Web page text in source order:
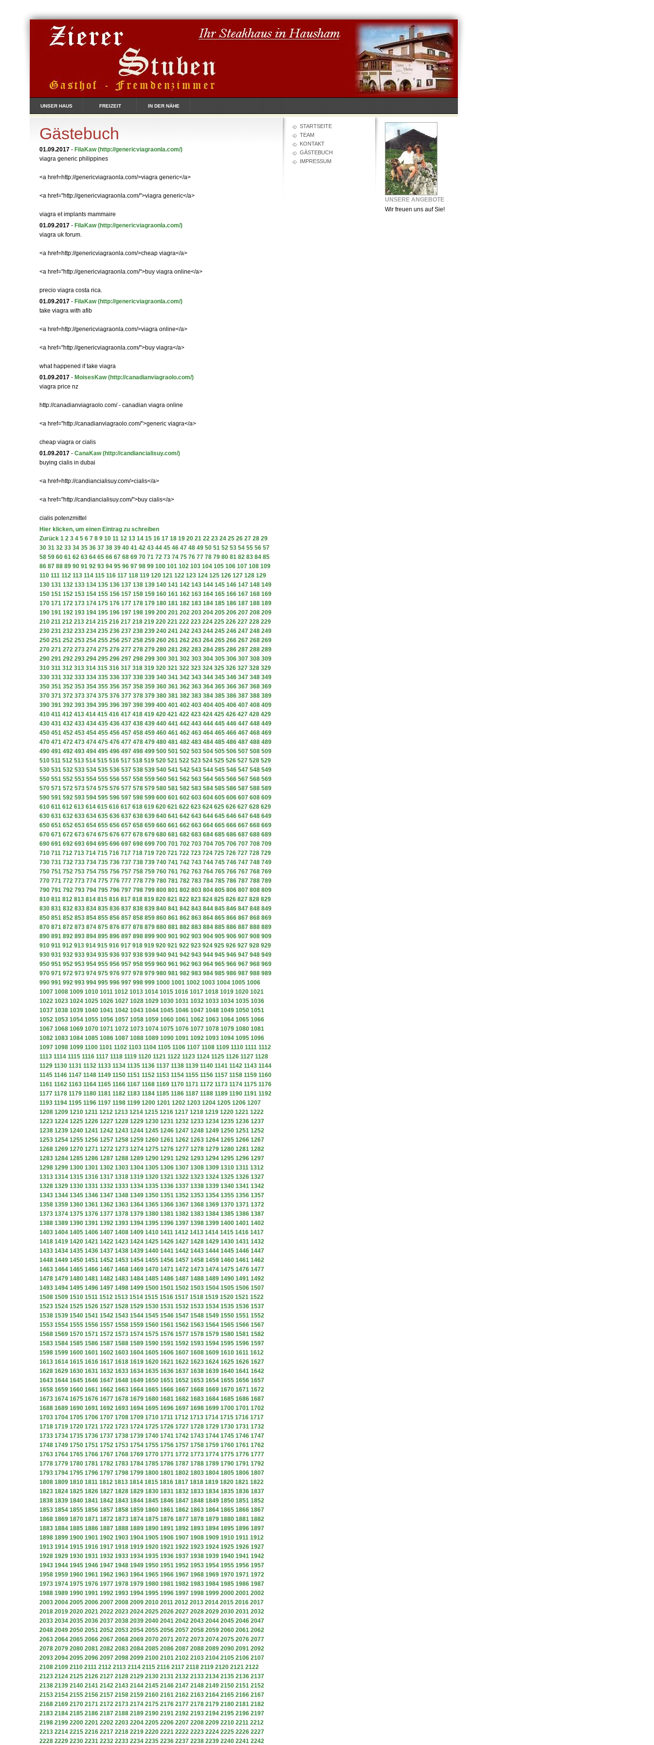
UNSER HAUS FREIZEIT IN DER NÄHE
STARTSEITE
TEAM
KONTAKT
GÄSTEBUCH
IMPRESSUM
Gästebuch
01.09.2017 - FilaKaw (http://genericviagraonla.com/)
viagra generic philippines
<a href=http://genericviagraonla.com/>viagra generic</a>
<a href="http://genericviagraonla.com/">viagra generic</a>
viagra et implants mammaire
01.09.2017 - FilaKaw (http://genericviagraonla.com/)
viagra uk forum.
<a href=http://genericviagraonla.com/>cheap viagra</a>
<a href="http://genericviagraonla.com/">buy viagra online</a>
precio viagra costa rica.
01.09.2017 - FilaKaw (http://genericviagraonla.com/)
take viagra with afib
<a href=http://genericviagraonla.com/>viagra online</a>
<a href="http://genericviagraonla.com/">buy viagra</a>
what happened if take viagra
01.09.2017 - MoisesKaw (http://canadianviagraolo.com/)
viagra price nz
http://canadianviagraolo.com/ - canadian viagra online
<a href="http://canadianviagraolo.com/">generic viagra</a>
cheap viagra or cialis
01.09.2017 - CanaKaw (http://candiancialisuy.com/)
buying cialis in dubai
<a href=http://candiancialisuy.com/>cialis</a>
<a href="http://candiancialisuy.com/">buy cialis</a>
cialis potenzmittel
Hier klicken, um einen Eintrag zu schreiben
Zurück 1 2 3 4 5 6 7 8 9 10 11 12 13 14 15 16 17 18 19 20 21 22 23 24 25 26 27 28 29
30 31 32 33 34 35 36 37 38 39 40 41 42 43 44 45 46 47 48 49 50 51 52 53 54 55 56 57
58 59 60 61 62 63 64 65 66 67 68 69 70 71 72 73 74 75 76 77 78 79 80 81 82 83 84 85
86 87 88 89 90 91 92 93 94 95 96 97 98 99 100 101 102 103 104 105 106 107 108 109
110 111 112 113 114 115 116 117 118 119 120 121 122 123 124 125 126 127 128 129
130 131 132 133 134 135 136 137 138 139 140 141 142 143 144 145 146 147 148 149
150 151 152 153 154 155 156 157 158 159 160 161 162 163 164 165 166 167 168 169
170 171 172 173 174 175 176 177 178 179 180 181 182 183 184 185 186 187 188 189
190 191 192 193 194 195 196 197 198 199 200 201 202 203 204 205 206 207 208 209
210 211 212 213 214 215 216 217 218 219 220 221 222 223 224 225 226 227 228 229
230 231 232 233 234 235 236 237 238 239 240 241 242 243 244 245 246 247 248 249
250 251 252 253 254 255 256 257 258 259 260 261 262 263 264 265 266 267 268 269
270 271 272 273 274 275 276 277 278 279 280 281 282 283 284 285 286 287 288 289
290 291 292 293 294 295 296 297 298 299 300 301 302 303 304 305 306 307 308 309
310 311 312 313 314 315 316 317 318 319 320 321 322 323 324 325 326 327 328 329
330 331 332 333 334 335 336 337 338 339 340 341 342 343 344 345 346 347 348 349
350 351 352 353 354 355 356 357 358 359 360 361 362 363 364 365 366 367 368 369
370 371 372 373 374 375 376 377 378 379 380 381 382 383 384 385 386 387 388 389
390 391 392 393 394 395 396 397 398 399 400 401 402 403 404 405 406 407 408 409
410 411 412 413 414 415 416 417 418 419 420 421 422 423 424 425 426 427 428 429
430 431 432 433 434 435 436 437 438 439 440 441 442 443 444 445 446 447 448 449
450 451 452 453 454 455 456 457 458 459 460 461 462 463 464 465 466 467 468 469
470 471 472 473 474 475 476 477 478 479 480 481 482 483 484 485 486 487 488 489
490 491 492 493 494 495 496 497 498 499 500 501 502 503 504 505 506 507 508 509
510 511 512 513 514 515 516 517 518 519 520 521 522 523 524 525 526 527 528 529
530 531 532 533 534 535 536 537 538 539 540 541 542 543 544 545 546 547 548 549
550 551 552 553 554 555 556 557 558 559 560 561 562 563 564 565 566 567 568 569
570 571 572 573 574 575 576 577 578 579 580 581 582 583 584 585 586 587 588 589
590 591 592 593 594 595 596 597 598 599 600 601 602 603 604 605 606 607 608 609
610 611 612 613 614 615 616 617 618 619 620 621 622 623 624 625 626 627 628 629
630 631 632 633 634 635 636 637 638 639 640 641 642 643 644 645 646 647 648 649
650 651 652 653 654 655 656 657 658 659 660 661 662 663 664 665 666 667 668 669
670 671 672 673 674 675 676 677 678 679 680 681 682 683 684 685 686 687 688 689
690 691 692 693 694 695 696 697 698 699 700 701 702 703 704 705 706 707 708 709
710 711 712 713 714 715 716 717 718 719 720 721 722 723 724 725 726 727 728 729
730 731 732 733 734 735 736 737 738 739 740 741 742 743 744 745 746 747 748 749
750 751 752 753 754 755 756 757 758 759 760 761 762 763 764 765 766 767 768 769
770 771 772 773 774 775 776 777 778 779 780 781 782 783 784 785 786 787 788 789
790 791 792 793 794 795 796 797 798 799 800 801 802 803 804 805 806 807 808 809
810 811 812 813 814 815 816 817 818 819 820 821 822 823 824 825 826 827 828 829
830 831 832 833 834 835 836 837 838 839 840 841 842 843 844 845 846 847 848 849
850 851 852 853 854 855 856 857 858 859 860 861 862 863 864 865 866 867 868 869
870 871 872 873 874 875 876 877 878 879 880 881 882 883 884 885 886 887 888 889
890 891 892 893 894 895 896 897 898 899 900 901 902 903 904 905 906 907 908 909
910 911 912 913 914 915 916 917 918 919 920 921 922 923 924 925 926 927 928 929
930 931 932 933 934 935 936 937 938 939 940 941 942 943 944 945 946 947 948 949
950 951 952 953 954 955 956 957 958 959 960 961 962 963 964 965 966 967 968 969
970 971 972 973 974 975 976 977 978 979 980 981 982 983 984 985 986 987 988 989
990 991 992 993 994 995 996 997 998 999 1000 1001 1002 1003 1004 1005 1006
1007 1008 1009 1010 1011 1012 1013 1014 1015 1016 1017 1018 1019 1020 1021
1022 1023 1024 1025 1026 1027 1028 1029 1030 1031 1032 1033 1034 1035 1036
1037 1038 1039 1040 1041 1042 1043 1044 1045 1046 1047 1048 1049 1050 1051
1052 1053 1054 1055 1056 1057 1058 1059 1060 1061 1062 1063 1064 1065 1066
1067 1068 1069 1070 1071 1072 1073 1074 1075 1076 1077 1078 1079 1080 1081
1082 1083 1084 1085 1086 1087 1088 1089 1090 1091 1092 1093 1094 1095 1096
1097 1098 1099 1100 1101 1102 1103 1104 1105 1106 1107 1108 1109 1110 1111 1112
1113 1114 1115 1116 1117 1118 1119 1120 1121 1122 1123 1124 1125 1126 1127 1128
1129 1130 1131 1132 1133 1134 1135 1136 1137 1138 1139 1140 1141 1142 1143 1144
1145 1146 1147 1148 1149 1150 1151 1152 1153 1154 1155 1156 1157 1158 1159 1160
1161 1162 1163 1164 1165 1166 1167 1168 1169 1170 1171 1172 1173 1174 1175 1176
1177 1178 1179 1180 1181 1182 1183 1184 1185 1186 1187 1188 1189 1190 1191 1192
1193 1194 1195 1196 1197 1198 1199 1200 1201 1202 1203 1204 1205 1206 1207
1208 1209 1210 1211 1212 1213 1214 1215 1216 1217 1218 1219 1220 1221 1222
1223 1224 1225 1226 1227 1228 1229 1230 1231 1232 1233 1234 1235 1236 1237
1238 1239 1240 1241 1242 1243 1244 1245 1246 1247 1248 1249 1250 1251 1252
1253 1254 1255 1256 1257 1258 1259 1260 1261 1262 1263 1264 1265 1266 1267
1268 1269 1270 1271 1272 1273 1274 1275 1276 1277 1278 1279 1280 1281 1282
1283 1284 1285 1286 1287 1288 1289 1290 1291 1292 1293 1294 1295 1296 1297
1298 1299 1300 1301 1302 1303 1304 1305 1306 1307 1308 1309 1310 1311 1312
1313 1314 1315 1316 1317 1318 1319 1320 1321 1322 1323 1324 1325 1326 1327
1328 1329 1330 1331 1332 1333 1334 1335 1336 1337 1338 1339 1340 1341 1342
1343 1344 1345 1346 1347 1348 1349 1350 1351 1352 1353 1354 1355 1356 1357
1358 1359 1360 1361 1362 1363 1364 1365 1366 1367 1368 1369 1370 1371 1372
1373 1374 1375 1376 1377 1378 1379 1380 1381 1382 1383 1384 1385 1386 1387
1388 1389 1390 1391 1392 1393 1394 1395 1396 1397 1398 1399 1400 1401 1402
1403 1404 1405 1406 1407 1408 1409 1410 1411 1412 1413 1414 1415 1416 1417
1418 1419 1420 1421 1422 1423 1424 1425 1426 1427 1428 1429 1430 1431 1432
1433 1434 1435 1436 1437 1438 1439 1440 1441 1442 1443 1444 1445 1446 1447
1448 1449 1450 1451 1452 1453 1454 1455 1456 1457 1458 1459 1460 1461 1462
1463 1464 1465 1466 1467 1468 1469 1470 1471 1472 1473 1474 1475 1476 1477
1478 1479 1480 1481 1482 1483 1484 1485 1486 1487 1488 1489 1490 1491 1492
1493 1494 1495 1496 1497 1498 1499 1500 1501 1502 1503 1504 1505 1506 1507
1508 1509 1510 1511 1512 1513 1514 1515 1516 1517 1518 1519 1520 1521 1522
1523 1524 1525 1526 1527 1528 1529 1530 1531 1532 1533 1534 1535 1536 1537
1538 1539 1540 1541 1542 1543 1544 1545 1546 1547 1548 1549 1550 1551 1552
1553 1554 1555 1556 1557 1558 1559 1560 1561 1562 1563 1564 1565 1566 1567
1568 1569 1570 1571 1572 1573 1574 1575 1576 1577 1578 1579 1580 1581 1582
1583 1584 1585 1586 1587 1588 1589 1590 1591 1592 1593 1594 1595 1596 1597
1598 1599 1600 1601 1602 1603 1604 1605 1606 1607 1608 1609 1610 1611 1612
1613 1614 1615 1616 1617 1618 1619 1620 1621 1622 1623 1624 1625 1626 1627
1628 1629 1630 1631 1632 1633 1634 1635 1636 1637 1638 1639 1640 1641 1642
1643 1644 1645 1646 1647 1648 1649 1650 1651 1652 1653 1654 1655 1656 1657
1658 1659 1660 1661 1662 1663 1664 1665 1666 1667 1668 1669 1670 1671 1672
1673 1674 1675 1676 1677 1678 1679 1680 1681 1682 1683 1684 1685 1686 1687
1688 1689 1690 1691 1692 1693 1694 1695 1696 1697 1698 1699 1700 1701 1702
1703 1704 1705 1706 1707 1708 1709 1710 1711 1712 1713 1714 1715 1716 1717
1718 1719 1720 1721 1722 1723 1724 1725 1726 1727 1728 1729 1730 1731 1732
1733 1734 1735 1736 1737 1738 1739 1740 1741 1742 1743 1744 1745 1746 1747
1748 1749 1750 1751 1752 1753 1754 1755 1756 1757 1758 1759 1760 1761 1762
1763 1764 1765 1766 1767 1768 1769 1770 1771 1772 1773 1774 1775 1776 1777
1778 1779 1780 1781 1782 1783 1784 1785 1786 1787 1788 1789 1790 1791 1792
1793 1794 1795 1796 1797 1798 1799 1800 1801 1802 1803 1804 1805 1806 1807
1808 1809 1810 1811 1812 1813 1814 1815 1816 1817 1818 1819 1820 1821 1822
1823 1824 1825 1826 1827 1828 1829 1830 1831 1832 1833 1834 1835 1836 1837
1838 1839 1840 1841 1842 1843 1844 1845 1846 1847 1848 1849 1850 1851 1852
1853 1854 1855 1856 1857 1858 1859 1860 1861 1862 1863 1864 1865 1866 1867
1868 1869 1870 1871 1872 1873 1874 1875 1876 1877 1878 1879 1880 1881 1882
1883 1884 1885 1886 1887 1888 1889 1890 1891 1892 1893 1894 1895 1896 1897
1898 1899 1900 1901 1902 1903 1904 1905 1906 1907 1908 1909 1910 1911 1912
1913 1914 1915 1916 1917 1918 1919 1920 1921 1922 1923 1924 1925 1926 1927
1928 1929 1930 1931 1932 1933 1934 1935 1936 1937 1938 1939 1940 1941 1942
1943 1944 1945 1946 1947 1948 1949 1950 1951 1952 1953 1954 1955 1956 1957
1958 1959 1960 1961 1962 1963 1964 1965 1966 1967 1968 1969 1970 1971 1972
1973 1974 1975 1976 1977 1978 1979 1980 1981 1982 1983 1984 1985 1986 1987
1988 1989 1990 1991 1992 1993 1994 1995 1996 1997 1998 1999 2000 2001 2002
2003 2004 2005 2006 2007 2008 2009 2010 2011 2012 2013 2014 2015 2016 2017
2018 2019 2020 2021 2022 2023 2024 2025 2026 2027 2028 2029 2030 2031 2032
2033 2034 2035 2036 2037 2038 2039 2040 2041 2042 2043 2044 2045 2046 2047
2048 2049 2050 2051 2052 2053 2054 2055 2056 2057 2058 2059 2060 2061 2062
2063 2064 2065 2066 2067 2068 2069 2070 2071 2072 2073 2074 2075 2076 2077
2078 2079 2080 2081 2082 2083 2084 2085 2086 2087 2088 2089 2090 2091 2092
2093 2094 2095 2096 2097 2098 2099 2100 2101 2102 2103 2104 2105 2106 2107
2108 2109 2110 2111 2112 2113 2114 2115 2116 2117 2118 2119 2120 2121 2122
2123 2124 2125 2126 2127 2128 2129 2130 2131 2132 2133 2134 2135 2136 2137
2138 2139 2140 2141 2142 2143 2144 2145 2146 2147 2148 2149 2150 2151 2152
2153 2154 2155 2156 2157 2158 2159 2160 2161 2162 2163 2164 2165 2166 2167
2168 2169 2170 2171 2172 2173 2174 2175 2176 2177 2178 2179 2180 2181 2182
2183 2184 2185 2186 2187 2188 2189 2190 2191 2192 2193 2194 2195 2196 2197
2198 2199 2200 2201 2202 2203 2204 2205 2206 2207 2208 2209 2210 2211 2212
2213 2214 2215 2216 2217 2218 2219 2220 2221 2222 2223 2224 2225 2226 2227
2228 2229 2230 2231 2232 2233 2234 2235 2236 2237 2238 2239 2240 2241 2242
UNSERE ANGEBOTE
Wir freuen uns auf Sie!